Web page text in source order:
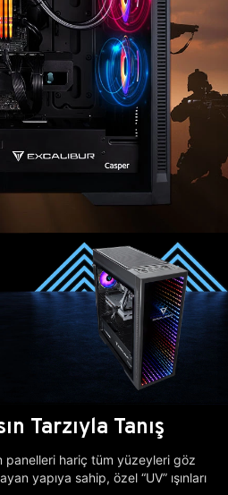
Tarzıyla Tanış
panelleri hariç tüm yüzeyleri göz
yapıya sahip, özel “UV” ışınları